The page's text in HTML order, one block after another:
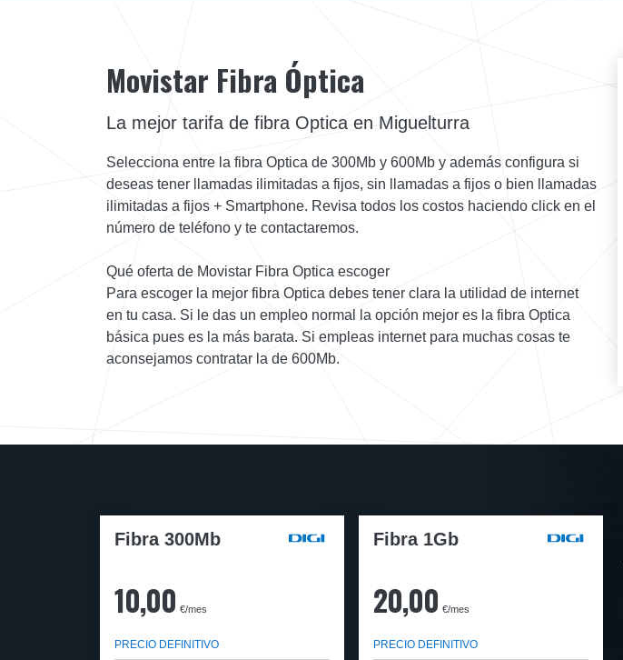
Movistar Fibra Óptica
La mejor tarifa de fibra Optica en Miguelturra
Selecciona entre la fibra Optica de 300Mb y 600Mb y además configura si
deseas tener llamadas ilimitadas a fijos, sin llamadas a fijos o bien llamadas
ilimitadas a fijos + Smartphone. Revisa todos los costos haciendo click en el
número de teléfono y te contactaremos.
Qué oferta de Movistar Fibra Optica escoger
Para escoger la mejor fibra Optica debes tener clara la utilidad de internet
en tu casa. Si le das un empleo normal la opción mejor es la fibra Optica
básica pues es la más barata. Si empleas internet para muchas cosas te
aconsejamos contratar la de 600Mb.
Fibra 300Mb
10,00 €/mes
PRECIO DEFINITIVO
Fibra 1Gb
20,00 €/mes
PRECIO DEFINITIVO